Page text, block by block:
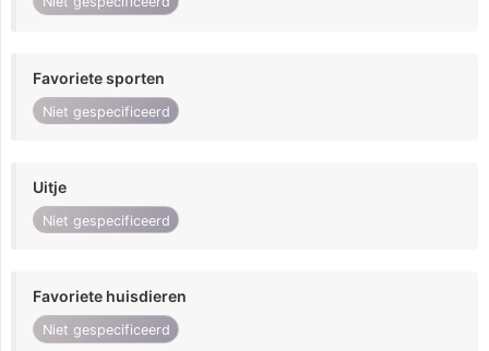
Favoriete sporten
Niet gespecificeerd
Uitje
Niet gespecificeerd
Favoriete huisdieren
Niet gespecificeerd